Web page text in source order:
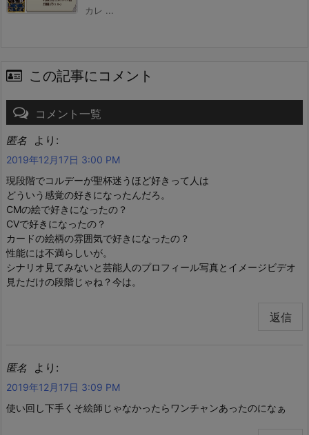
カレ ...
この記事にコメント
コメント一覧
匿名 より:
2019年12月17日 3:00 PM
現段階でコルデーが聖杯迷うほど好きって人は
どういう感覚の好きになったんだろ。
CMの絵で好きになったの？
CVで好きになったの？
カードの絵柄の雰囲気で好きになったの？
性能には不満らしいが。
シナリオ見てみないと芸能人のプロフィール写真とイメージビデオ
見ただけの段階じゃね？今は。
返信
匿名 より:
2019年12月17日 3:09 PM
使い回し下手くそ絵師じゃなかったらワンチャンあったのになぁ